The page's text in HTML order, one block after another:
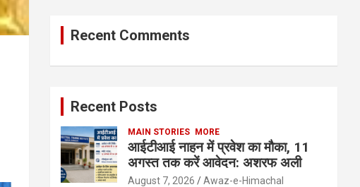
Recent Comments
Recent Posts
MAIN STORIES MORE
आईटीआई नाहन में प्रवेश का मौका, 11
अगस्त तक करें आवेदन: अशरफ अली
August 7, 2026 Awaz-e-Himachal